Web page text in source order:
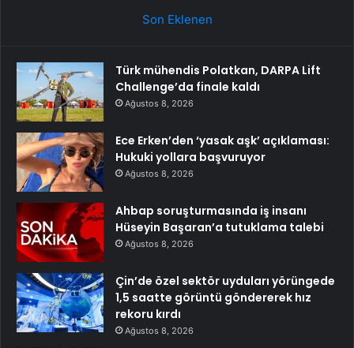
Son Eklenen
Türk mühendis Polatkan, DARPA Lift
Challenge’da finale kaldı
Ağustos 8, 2026
Ece Erken’den ‘yasak aşk’ açıklaması:
Hukuki yollara başvuruyor
Ağustos 8, 2026
Ahbap soruşturmasında iş insanı
Hüseyin Başaran’a tutuklama talebi
Ağustos 8, 2026
Çin’de özel sektör uyduları yörüngede
1,5 saatte görüntü göndererek hız
rekoru kırdı
Ağustos 8, 2026